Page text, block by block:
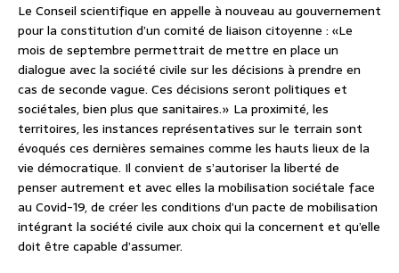
Le Conseil scientifique en appelle à nouveau au gouvernement
pour la constitution d’un comité de liaison citoyenne : «Le
mois de septembre permettrait de mettre en place un
dialogue avec la société civile sur les décisions à prendre en
cas de seconde vague. Ces décisions seront politiques et
sociétales, bien plus que sanitaires.» La proximité, les
territoires, les instances représentatives sur le terrain sont
évoqués ces dernières semaines comme les hauts lieux de la
vie démocratique. Il convient de s’autoriser la liberté de
penser autrement et avec elles la mobilisation sociétale face
au Covid-19, de créer les conditions d’un pacte de mobilisation
intégrant la société civile aux choix qui la concernent et qu’elle
doit être capable d’assumer.